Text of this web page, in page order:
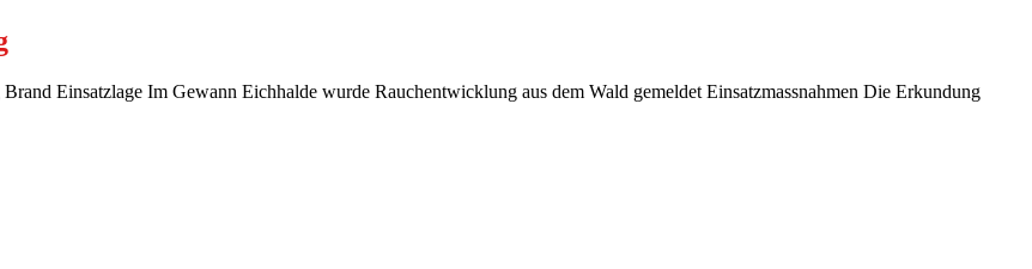
Einsatzlage Im Gewann Eichhalde wurde Rauchentwicklung aus dem Wald gemeldet Einsatzmassnahmen Die Erkundung